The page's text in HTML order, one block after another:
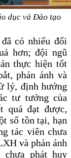
dục và Đào tạo
có nhiểu đổi
hơn; đội ngũ
thực hiện tốt
phản ánh và
lý, định hướng
tư tưởng của
quả đạt được,
số tồn tại, hạn
tác viên chưa
và phản ánh
phát huy